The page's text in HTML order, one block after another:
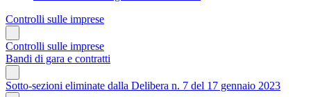
Controlli sulle imprese
Controlli sulle imprese
Bandi di gara e contratti
Sotto-sezioni eliminate dalla Delibera n. 7 del 17 gennaio 2023